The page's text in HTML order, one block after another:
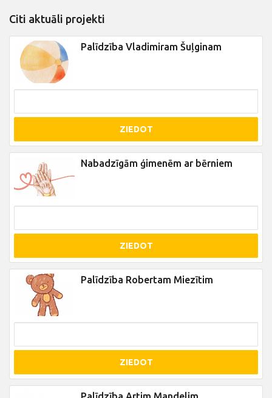
Citi aktuāli projekti
Palīdzība Vladimiram Šuļginam
ZIEDOT
Nabadzīgām ģimenēm ar bērniem
ZIEDOT
Palīdzība Robertam Miezītim
ZIEDOT